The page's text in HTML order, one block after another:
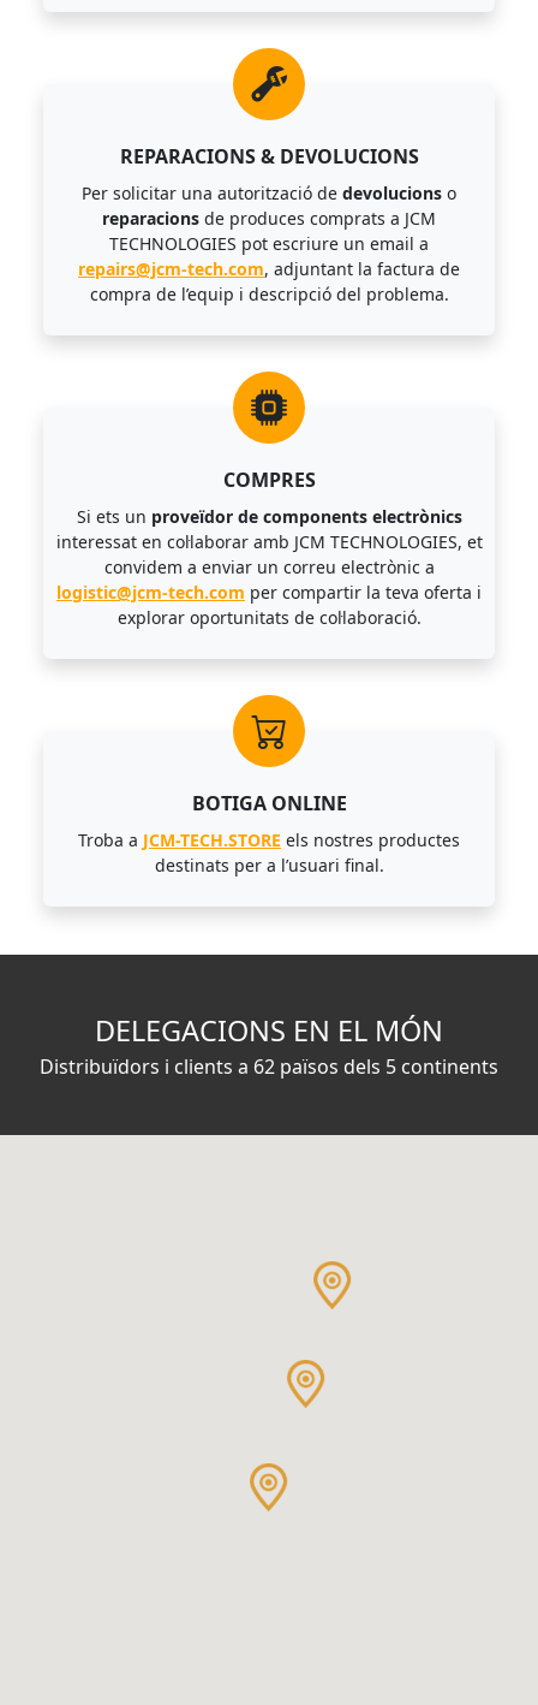
REPARACIONS & DEVOLUCIONS
Per solicitar una autorització de devolucions o
reparacions de produces comprats a JCM
TECHNOLOGIES pot escriure un email a
repairs@jcm-tech.com, adjuntant la factura de
compra de l’equip i descripció del problema.
COMPRES
Si ets un proveïdor de components electrònics
interessat en col·laborar amb JCM TECHNOLOGIES, et
convidem a enviar un correu electrònic a
logistic@jcm-tech.com per compartir la teva oferta i
explorar oportunitats de col·laboració.
BOTIGA ONLINE
Troba a JCM-TECH.STORE els nostres productes
destinats per a l’usuari final.
DELEGACIONS EN EL MÓN
Distribuïdors i clients a 62 països dels 5 continents